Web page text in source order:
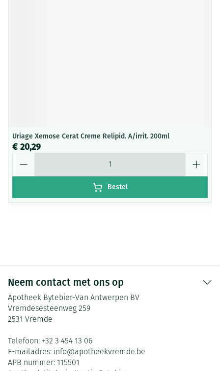
Uriage Xemose Cerat Creme Relipid. A/irrit. 200ml
€ 20,29
Bestel
Neem contact met ons op
Apotheek Bytebier-Van Antwerpen BV
Vremdesesteenweg 259
2531 Vremde
Telefoon: +32 3 454 13 06
E-mailadres: info@apotheekvremde.be
APB nummer: 115501